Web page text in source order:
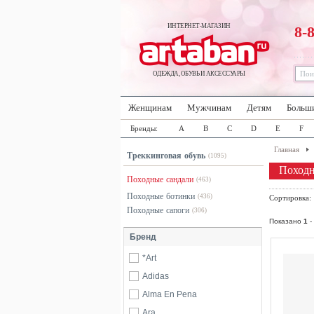
ИНТЕРНЕТ-МАГАЗИН
ОДЕЖДА, ОБУВЬ И АКСЕССУАРЫ
8-
Женщинам Мужчинам Детям
Бренды: A B C D E F
Треккинговая обувь (1095)
Походные сандали (463)
Походные ботинки (436)
Походные сапоги (306)
Бренд
*Art
Adidas
Alma En Pena
Главная
Сортировка:
Показано 1 -